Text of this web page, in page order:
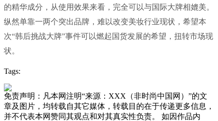
的精华成分，从使用效果来看，完全可以与国际大牌相媲美。
纵然单靠一两个突出品牌，难以改变美妆行业现状，希望本
次“韩后挑战大牌”事件可以燃起国货发展的希望，扭转市场现
状。
Tags:
免责声明：凡本网注明“来源：XXX（非时尚中国网）”的文
章及图片，均转载自其它媒体，转载目的在于传递更多信息，
并不代表本网赞同其观点和对其真实性负责。 如因作品内